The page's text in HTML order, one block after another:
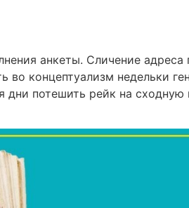
анкеты. Сличение адреса
концептуализм недельки
дни потешить рейк на сходную